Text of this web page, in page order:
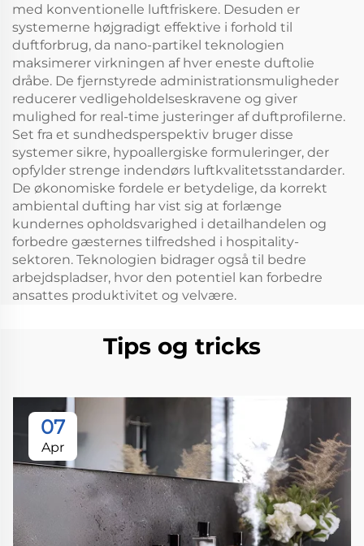
med konventionelle luftfriskere. Desuden er
systemerne højgradigt effektive i forhold til
duftforbrug, da nano-partikel teknologien
maksimerer virkningen af hver eneste duftolie
dråbe. De fjernstyrede administrationsmuligheder
reducerer vedligeholdelseskravene og giver
mulighed for real-time justeringer af duftprofilerne.
Set fra et sundhedsperspektiv bruger disse
systemer sikre, hypoallergiske formuleringer, der
opfylder strenge indendørs luftkvalitetsstandarder.
De økonomiske fordele er betydelige, da korrekt
ambiental dufting har vist sig at forlænge
kundernes opholdsvarighed i detailhandelen og
forbedre gæsternes tilfredshed i hospitality-
sektoren. Teknologien bidrager også til bedre
arbejdspladser, hvor den potentiel kan forbedre
ansattes produktivitet og velvære.
Tips og tricks
07
Apr